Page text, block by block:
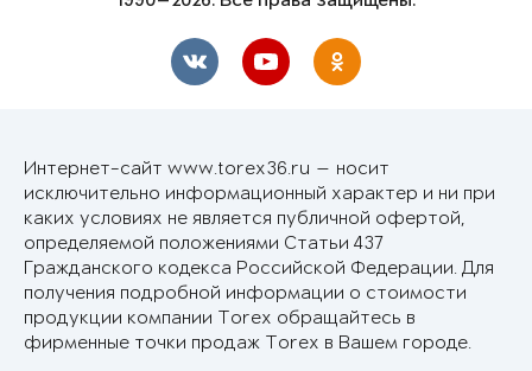
Интернет-сайт www.torex36.ru — носит
исключительно информационный характер и ни при
каких условиях не является публичной офертой,
определяемой положениями Статьи 437
Гражданского кодекса Российской Федерации. Для
получения подробной информации о стоимости
продукции компании Torex обращайтесь в
фирменные точки продаж Torex в Вашем городе.